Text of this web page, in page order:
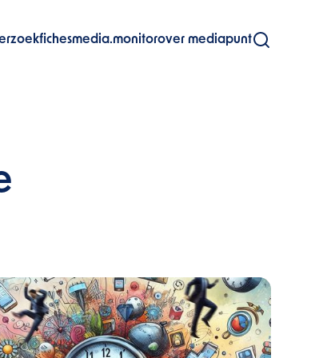
media.monitorover mediapunt